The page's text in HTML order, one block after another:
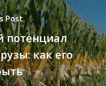
Post
потенциал
как его